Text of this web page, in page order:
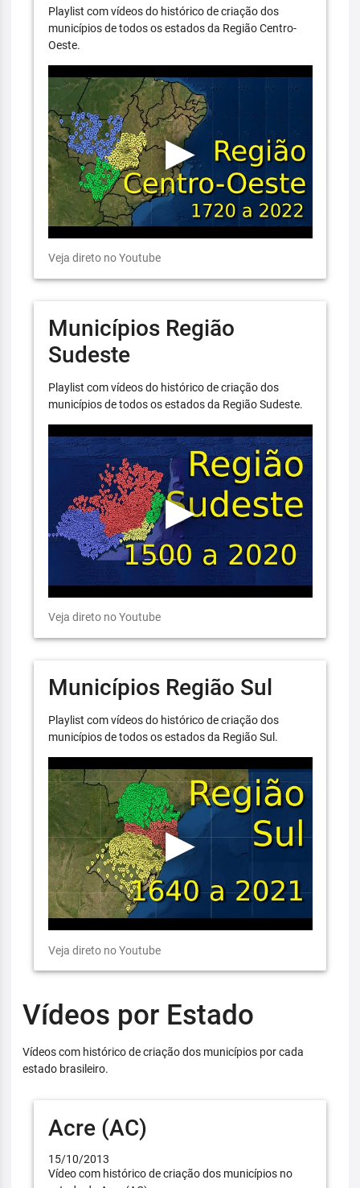
Playlist com vídeos do histórico de criação dos
municípios de todos os estados da Região Centro-
Oeste.
Veja direto no Youtube
Municípios Região
Sudeste
Playlist com vídeos do histórico de criação dos
municípios de todos os estados da Região Sudeste.
Veja direto no Youtube
Municípios Região Sul
Playlist com vídeos do histórico de criação dos
municípios de todos os estados da Região Sul.
Veja direto no Youtube
Vídeos por Estado
Vídeos com histórico de criação dos municípios por cada
estado brasileiro.
Acre (AC)
15/10/2013
Vídeo com histórico de criação dos municípios no